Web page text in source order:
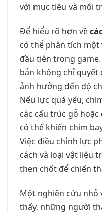
với mục tiêu và môi
Để hiểu rõ hơn về
có thể phân tích
đầu tiên trong
bắn không chỉ quyết
ảnh hưởng đến độ
Nếu lực quá yếu,
các cấu trúc gỗ
có thể khiến chim
Việc điều chỉnh lực
cách và loại vật liệu
then chốt để chiến
Một nghiên cứu nhỏ
thấy, những người